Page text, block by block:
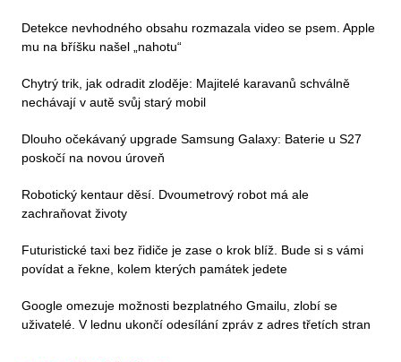
Detekce nevhodného obsahu rozmazala video se psem. Apple
mu na bříšku našel „nahotu“
Chytrý trik, jak odradit zloděje: Majitelé karavanů schválně
nechávají v autě svůj starý mobil
Dlouho očekávaný upgrade Samsung Galaxy: Baterie u S27
poskočí na novou úroveň
Robotický kentaur děsí. Dvoumetrový robot má ale
zachraňovat životy
Futuristické taxi bez řidiče je zase o krok blíž. Bude si s vámi
povídat a řekne, kolem kterých památek jedete
Google omezuje možnosti bezplatného Gmailu, zlobí se
uživatelé. V lednu ukončí odesílání zpráv z adres třetích stran